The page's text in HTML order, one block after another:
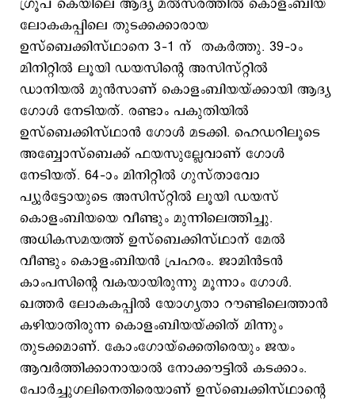
ഗ്രൂപ് കെയിലെ ആദ്യ മല്‍സരത്തില്‍ കൊളംബിയ
ലോകകപ്പിലെ തുടക്കക്കാരായ
ഉസ്ബെക്കിസ്ഥാനെ 3–1 ന് തകര്‍ത്തു. 39–ാം
മിനിറ്റില്‍ ലൂയി ഡയസിന്‍റെ അസിസ്റ്റില്‍
ഡാനിയല്‍ മുന്‍സാണ് കൊളംബിയയ്ക്കായി ആദ്യ
ഗോള്‍ നേടിയത്. രണ്ടാം പകുതിയില്‍
ഉസ്ബെക്കിസ്ഥാന്‍ ഗോള്‍ മടക്കി. ഹെഡറിലൂടെ
അബ്ബോസ്ബെക്ക് ഫയസുല്ലേവാണ് ഗോള്‍
നേടിയത്. 64–ാം മിനിറ്റില്‍ ഗുസ്താവോ
പ്യുര്‍ട്ടോയുടെ അസിസ്റ്റില്‍ ലൂയി ഡയസ്
കൊളംബിയയെ വീണ്ടും മുന്നിലെത്തിച്ചു.
അധികസമയത്ത് ഉസ്ബെക്കിസ്ഥാന് മേല്‍
വീണ്ടും കൊളംബിയന്‍ പ്രഹരം. ജാമിന്‍ടന്‍
കാംപസിന്‍റെ വകയായിരുന്നു മൂന്നാം ഗോള്‍.
ഖത്തര്‍ ലോകകപ്പില്‍ യോഗ്യതാ റൗണ്ടിലെത്താന്‍
കഴിയാതിരുന്ന കൊളംബിയയ്ക്കിത് മിന്നും
തുടക്കമാണ്. കോംഗോയ്ക്കെതിരെയും ജയം
ആവര്‍ത്തിക്കാനായാല്‍ നോക്കൗട്ടില്‍ കടക്കാം.
പോര്‍ച്ചുഗലിനെതിരെയാണ് ഉസ്ബെക്കിസ്ഥാന്‍റെ